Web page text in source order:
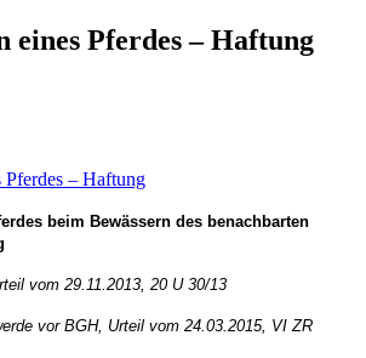
eines Pferdes – Haftung
beim Bewässern des benachbarten
vom 29.11.2013, 20 U 30/13
vor BGH, Urteil vom 24.03.2015, VI ZR